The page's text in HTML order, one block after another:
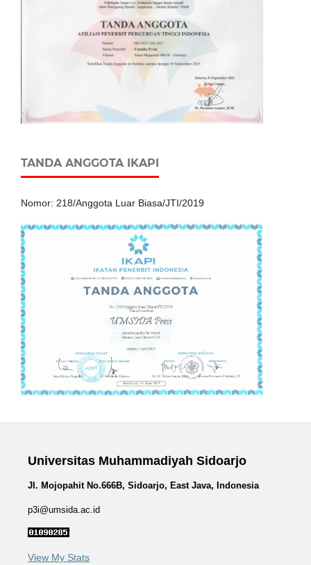
TANDA ANGGOTA IKAPI
Nomor: 218/Anggota Luar Biasa/JTI/2019
Universitas Muhammadiyah Sidoarjo
Jl. Mojopahit No.666B, Sidoarjo, East Java, Indonesia
p3i@umsida.ac.id
View My Stats